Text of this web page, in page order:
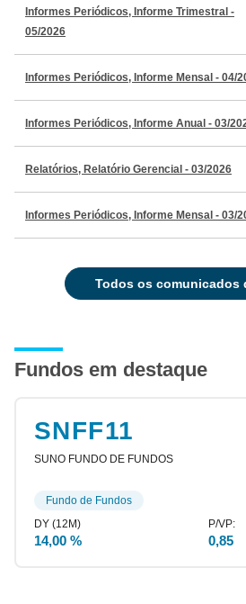
Informes Periódicos, Informe Trimestral -
05/2026
Informes Periódicos, Informe Mensal - 04/
Informes Periódicos, Informe Anual - 03/
Relatórios, Relatório Gerencial - 03/2026
Informes Periódicos, Informe Mensal - 03/
todos os comunicados
Fundos em destaque
SNFF11
SUNO FUNDO DE FUNDOS
14,00 % 0,85
Fundo de Fundos